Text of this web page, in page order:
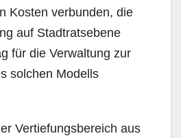
Kosten verbunden, die
auf Stadtratsebene
für die Verwaltung zur
solchen Modells
Vertiefungsbereich aus